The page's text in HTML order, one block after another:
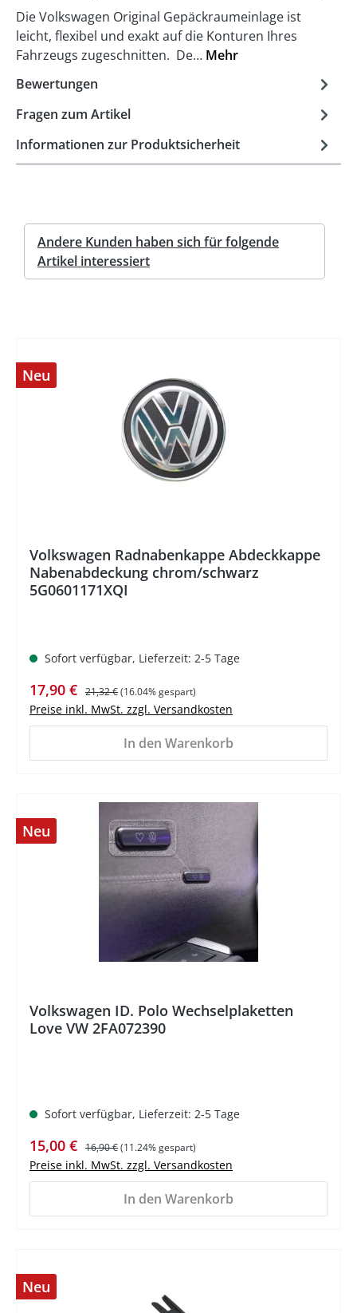
Die Volkswagen Original Gepäckraumeinlage ist
leicht, flexibel und exakt auf die Konturen Ihres
Fahrzeugs zugeschnitten. De… Mehr
Bewertungen
Fragen zum Artikel
Informationen zur Produktsicherheit
Andere Kunden haben sich für folgende
Artikel interessiert
Neu
Volkswagen Radnabenkappe Abdeckkappe
Nabenabdeckung chrom/schwarz
5G0601171XQI
Sofort verfügbar, Lieferzeit: 2-5 Tage
Verkaufspreis:
17,90 € Regulärer Preis:
21,32 €(16.04% gespart)
Preise inkl. MwSt. zzgl. Versandkosten
In den Warenkorb
Neu
Volkswagen ID. Polo Wechselplaketten
Love VW 2FA072390
Sofort verfügbar, Lieferzeit: 2-5 Tage
Verkaufspreis:
15,00 € Regulärer Preis:
16,90 €(11.24% gespart)
Preise inkl. MwSt. zzgl. Versandkosten
In den Warenkorb
Neu